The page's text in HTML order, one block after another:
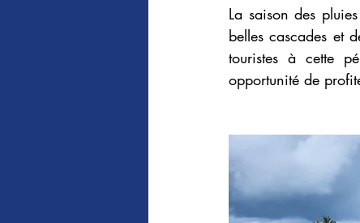
La saison des
belles cascades et
touristes à cette
opportunité de